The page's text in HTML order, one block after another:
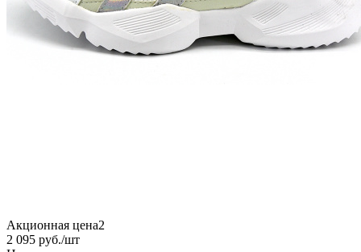
Акционная цена2
2 095 руб./шт